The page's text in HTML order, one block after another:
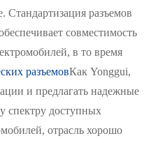
Стандартизация разъемов
совместимость
в то время
разъемовКак Yonggui,
и предлагать надежные
спектру доступных
отрасль хорошо